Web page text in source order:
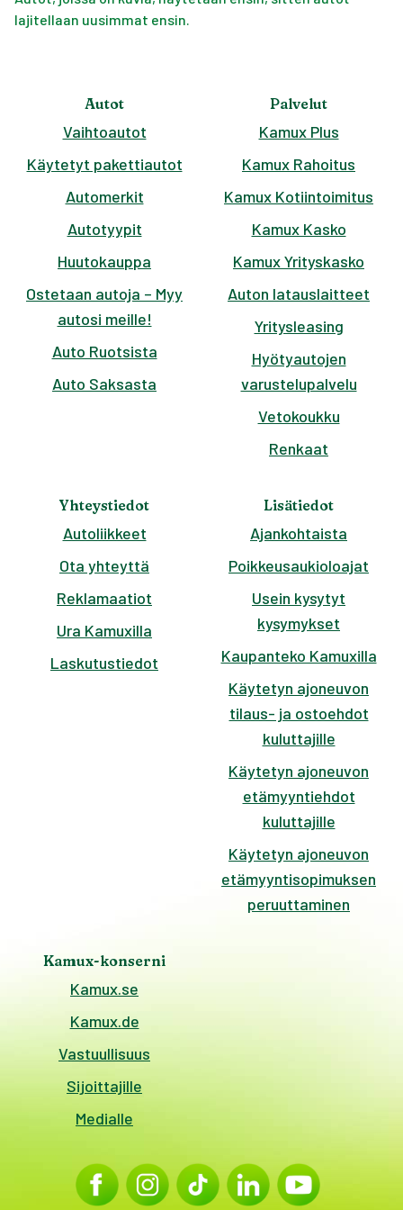
lajitellaan uusimmat ensin.
Autot
Vaihtoautot
Käytetyt pakettiautot
Automerkit
Autotyypit
Huutokauppa
Ostetaan autoja – Myy
autosi meille!
Auto Ruotsista
Auto Saksasta
Palvelut
Kamux Plus
Kamux Rahoitus
Kamux Kotiintoimitus
Kamux Kasko
Kamux Yrityskasko
Auton latauslaitteet
Yritysleasing
Hyötyautojen
varustelupalvelu
Vetokoukku
Renkaat
Yhteystiedot
Autoliikkeet
Ota yhteyttä
Reklamaatiot
Ura Kamuxilla
Laskutustiedot
Lisätiedot
Ajankohtaista
Poikkeusaukioloajat
Usein kysytyt
kysymykset
Kaupanteko Kamuxilla
Käytetyn ajoneuvon
tilaus- ja ostoehdot
kuluttajille
Käytetyn ajoneuvon
etämyyntiehdot
kuluttajille
Käytetyn ajoneuvon
etämyyntisopimuksen
peruuttaminen
Kamux-konserni
Kamux.se
Kamux.de
Vastuullisuus
Sijoittajille
Medialle